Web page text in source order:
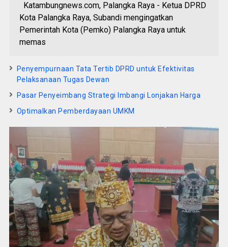
Katambungnews.com, Palangka Raya - Ketua DPRD
Kota Palangka Raya, Subandi mengingatkan
Pemerintah Kota (Pemko) Palangka Raya untuk
memas
Penyempurnaan Tata Tertib DPRD untuk Efektivitas
Pelaksanaan Tugas Dewan
Pasar Penyeimbang Strategi Imbangi Lonjakan Harga
Optimalkan Pemberdayaan UMKM